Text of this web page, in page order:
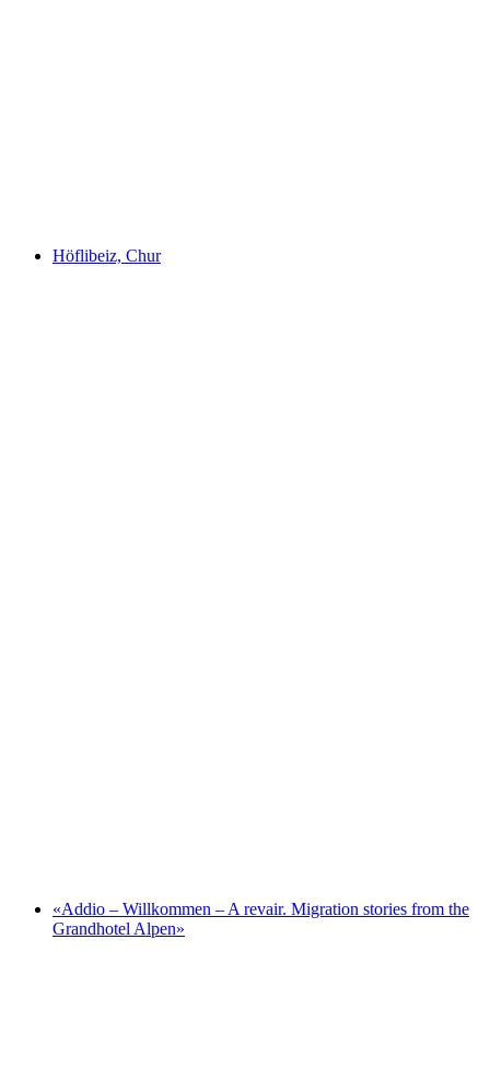
Höflibeiz, Chur
«Addio – Willkommen – A revair. Migration stories from the
Grandhotel Alpen»